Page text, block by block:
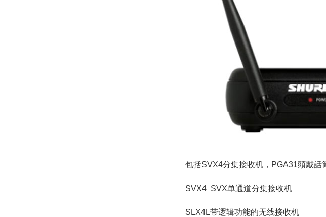
包括SVX4分集接收机，PGA31頭戴話
SVX4 SVX单通道分集接收机
SLX4L带逻辑功能的无线接收机